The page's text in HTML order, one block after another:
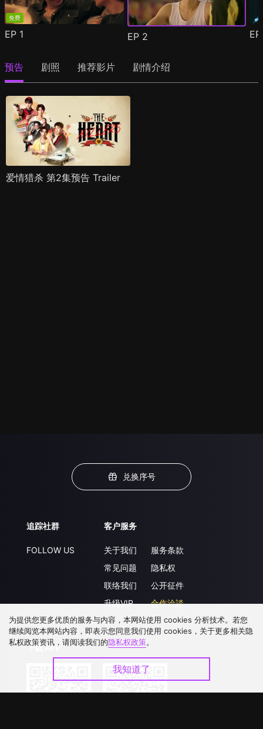
免费
EP 1 EP 2
预告 剧照 推荐影片 剧情介绍
爱情猎杀 第2集预告 Trailer
兑换序号
追踪社群
FOLLOW US
客户服务
关于我们
常见问题
联络我们
升级VIP
服务条款
隐私权
公开征件
合作洽談
下载 APP
为提供您更多优质的服务与内容，本网站使用 cookies 分析技术。若您
继续阅览本网站内容，即表示您同意我们使用 cookies，关于更多相关隐
私权政策资讯，请阅读我们的隐私权政策。
我知道了